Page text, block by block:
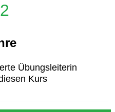
Übungsleiterin
Kurs